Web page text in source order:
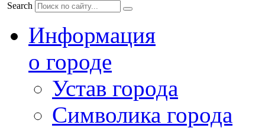
Search
Информация
о городе
Устав города
Символика города